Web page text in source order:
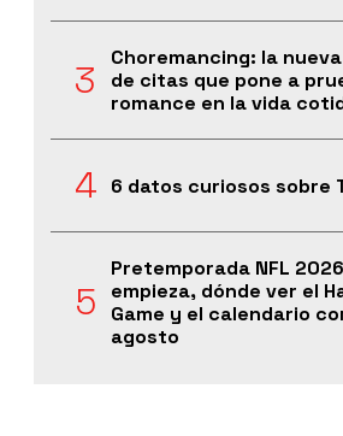
Choremancing: la
de citas que pone a
romance en la vida
6 datos curiosos sobre
Pretemporada NFL
empieza, dónde ver el
Game y el calendario
agosto